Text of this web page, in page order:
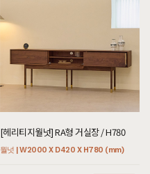
[헤리티지월넛] RA형 거실장 / H780
월넛 | W2000 X D420 X H780 (mm)